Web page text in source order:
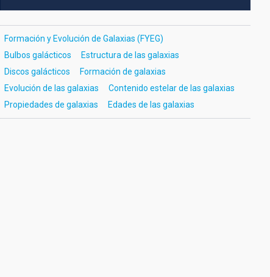
Formación y Evolución de Galaxias (FYEG)
Bulbos galácticos
Estructura de las galaxias
Discos galácticos
Formación de galaxias
Evolución de las galaxias
Contenido estelar de las galaxias
Propiedades de galaxias
Edades de las galaxias